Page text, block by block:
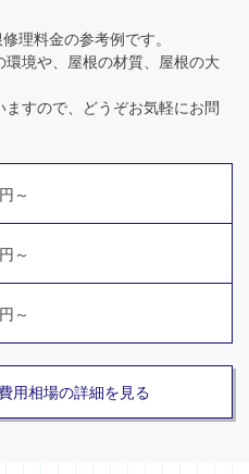
理料金の参考例です。
境や、屋根の材質、屋根の大
すので、どうぞお気軽にお問
円～
円～
円～
用相場の詳細を見る